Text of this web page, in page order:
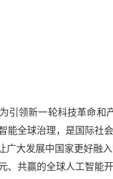
领新一轮科技革命和
能全球治理，是国际社
大发展中国家更好融
、共赢的全球人工智能